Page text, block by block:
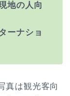
地の人向
ーナショ
真は観光客向